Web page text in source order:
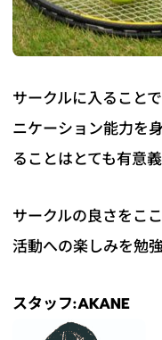
サークルに入ること
ニケーション能力を
ることはとても有意
サークルの良さをこ
活動への楽しみを勉
スタッフ:AKANE